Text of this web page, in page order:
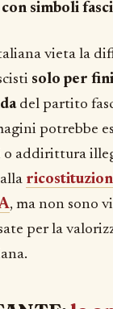
simboli
vieta la
solo per
del partito
potrebbe
addirittura
, ma non sono
per la